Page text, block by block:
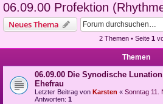
06.09.00 Profektion
Neues Thema
2 Themen • Seite 1
Themen
06.09.00 Die Synodische
Ehefrau
Letzter Beitrag von Karsten « Sonntag 11.
Antworten: 1